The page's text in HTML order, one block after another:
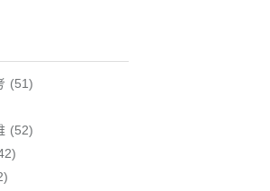
51
52